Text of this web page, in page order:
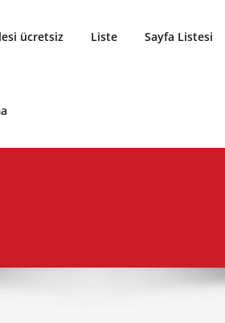
ücretsiz Liste Sayfa Listesi